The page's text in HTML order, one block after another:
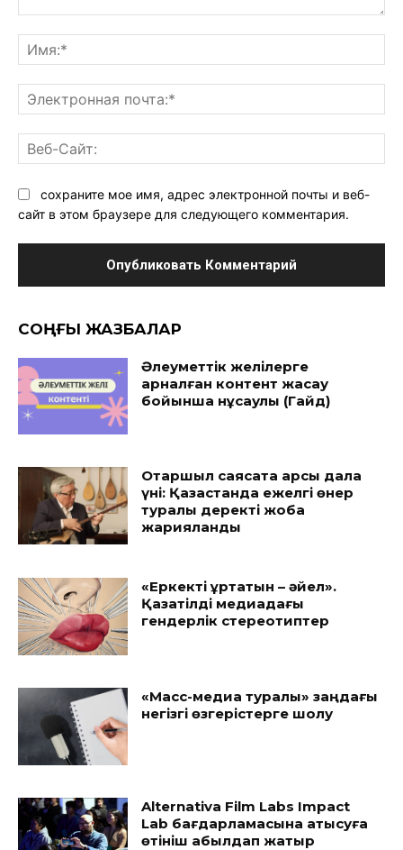
сохраните мое имя, адрес электронной почты и веб-
сайт в этом браузере для следующего комментария.
CОҢҒЫ ЖАЗБАЛАР
Әлеуметтік желілерге
арналған контент жасау
бойынша нұсқаулық (Гайд)
Отаршыл саясатқа қарсы дала
үні: Қазақстанда ежелгі өнер
туралы деректі жоба
жарияланды
«Еркекті құртатын – әйел».
Қазақтілді медиадағы
гендерлік стереотиптер
«Масс-медиа туралы» заңдағы
негізгі өзгерістерге шолу
Alternativa Film Labs Impact
Lab бағдарламасына қатысуға
өтініш қабылдап жатыр